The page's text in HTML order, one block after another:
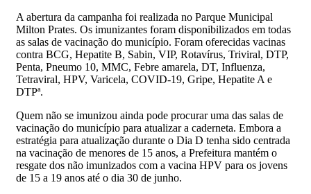
A abertura da campanha foi realizada no Parque Municipal
Milton Prates. Os imunizantes foram disponibilizados em todas
as salas de vacinação do município. Foram oferecidas vacinas
contra BCG, Hepatite B, Sabin, VIP, Rotavírus, Triviral, DTP,
Penta, Pneumo 10, MMC, Febre amarela, DT, Influenza,
Tetraviral, HPV, Varicela, COVID-19, Gripe, Hepatite A e
DTPª.
Quem não se imunizou ainda pode procurar uma das salas de
vacinação do município para atualizar a caderneta. Embora a
estratégia para atualização durante o Dia D tenha sido centrada
na vacinação de menores de 15 anos, a Prefeitura mantém o
resgate dos não imunizados com a vacina HPV para os jovens
de 15 a 19 anos até o dia 30 de junho.